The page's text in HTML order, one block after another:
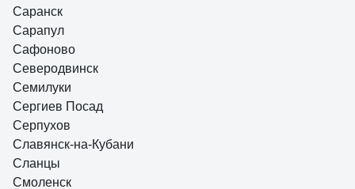
Саранск
Сарапул
Сафоново
Северодвинск
Семилуки
Сергиев Посад
Серпухов
Славянск-на-Кубани
Сланцы
Смоленск